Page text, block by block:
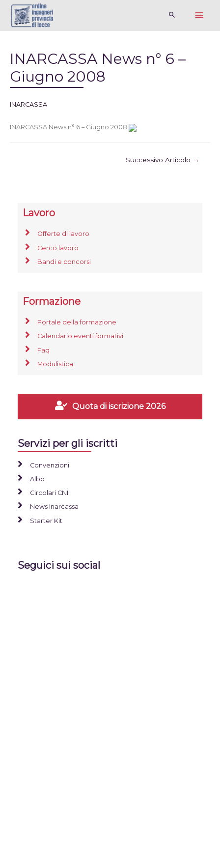
INARCASSA News n° 6 –
Giugno 2008
INARCASSA
INARCASSA News n° 6 – Giugno 2008
Successivo Articolo →
Lavoro
Offerte di lavoro
Cerco lavoro
Bandi e concorsi
Formazione
Portale della formazione
Calendario eventi formativi
Faq
Modulistica
Quota di iscrizione 2026
Servizi per gli iscritti
Convenzioni
Albo
Circolari CNI
News Inarcassa
Starter Kit
Seguici sui social